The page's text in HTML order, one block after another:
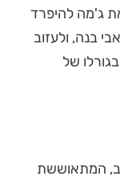
ג'מה להיפרד
בנה, ולעזוב
של
המתאוששת